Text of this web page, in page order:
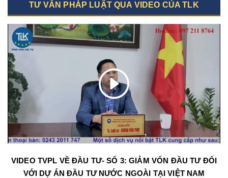
TƯ VẤN PHÁP LUẬT QUA VIDEO CỦA TLK
VIDEO TVPL VỀ ĐẦU TƯ- SỐ 3: GIẢM VỐN ĐẦU TƯ ĐỐI
VỚI DỰ ÁN ĐẦU TƯ NƯỚC NGOÀI TẠI VIỆT NAM